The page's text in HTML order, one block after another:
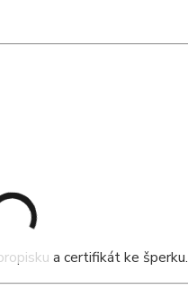
a certifikát ke šperku.